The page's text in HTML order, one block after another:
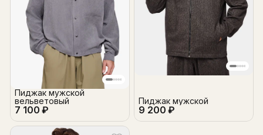
7 100 ₽
Пиджак мужской
вельветовый
9 200 ₽
Пиджак мужской